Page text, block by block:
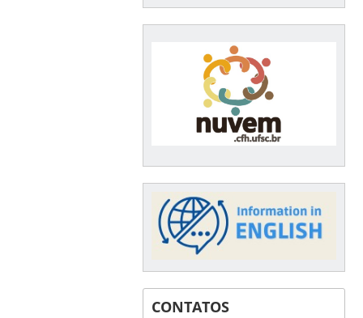
CONTATOS